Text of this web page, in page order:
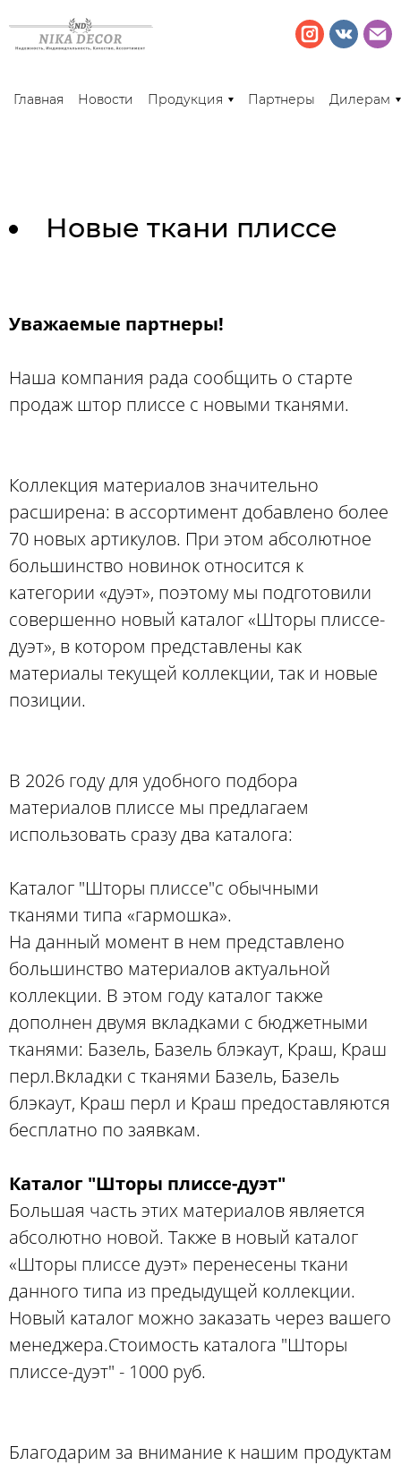
Главная Новости Продукция Партнеры Дилерам
Новые ткани плиссе
Уважаемые партнеры!
Наша компания рада сообщить о старте
продаж штор плиссе с новыми тканями.
Коллекция материалов значительно
расширена: в ассортимент добавлено более
70 новых артикулов. При этом абсолютное
большинство новинок относится к
категории «дуэт», поэтому мы подготовили
совершенно новый каталог «Шторы плиссе-
дуэт», в котором представлены как
материалы текущей коллекции, так и новые
позиции.
В 2026 году для удобного подбора
материалов плиссе мы предлагаем
использовать сразу два каталога:
Каталог "Шторы плиссе"с обычными
тканями типа «гармошка».
На данный момент в нем представлено
большинство материалов актуальной
коллекции. В этом году каталог также
дополнен двумя вкладками с бюджетными
тканями: Базель, Базель блэкаут, Краш, Краш
перл.Вкладки с тканями Базель, Базель
блэкаут, Краш перл и Краш предоставляются
бесплатно по заявкам.
Каталог "Шторы плиссе-дуэт"
Большая часть этих материалов является
абсолютно новой. Также в новый каталог
«Шторы плиссе дуэт» перенесены ткани
данного типа из предыдущей коллекции.
Новый каталог можно заказать через вашего
менеджера.Стоимость каталога "Шторы
плиссе-дуэт" - 1000 руб.
Благодарим за внимание к нашим продуктам